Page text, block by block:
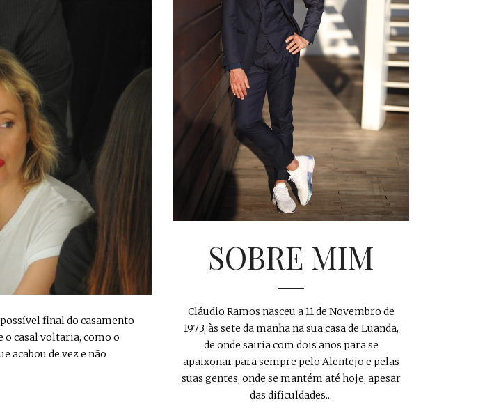
final do casamento
o casal voltaria, como o
acabou de vez e não
SOBRE MIM
Cláudio Ramos nasceu a 11 de Novembro de
1973, às sete da manhã na sua casa de Luanda,
de onde sairia com dois anos para se
apaixonar para sempre pelo Alentejo e pelas
suas gentes, onde se mantém até hoje, apesar
das dificuldades...